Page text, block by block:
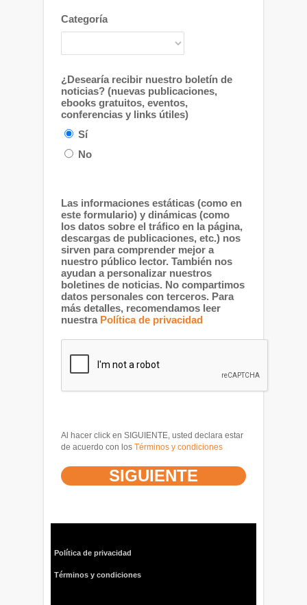
Categoría
¿Desearía recibir nuestro boletín de
noticias? (nuevas publicaciones,
ebooks gratuitos, eventos,
conferencias y links útiles)
Sí
No
Las informaciones estáticas (como en
este formulario) y dinámicas (como
los datos sobre el tráfico en la página,
descargas de publicaciones, etc.) nos
sirven para comprender mejor a
nuestro público lector. También nos
ayudan a personalizar nuestros
boletines de noticias. No compartimos
datos personales con terceros. Para
más detalles, recomendamos leer
nuestra Política de privacidad
Al hacer click en SIGUIENTE, usted declara estar
de acuerdo con los Términos y condiciones
Política de privacidad
Términos y condiciones